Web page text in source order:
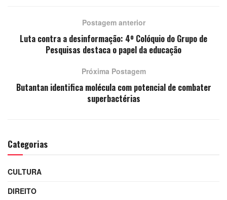
Postagem anterior
Luta contra a desinformação: 4º Colóquio do Grupo de
Pesquisas destaca o papel da educação
Próxima Postagem
Butantan identifica molécula com potencial de combater
superbactérias
Categorias
CULTURA
DIREITO